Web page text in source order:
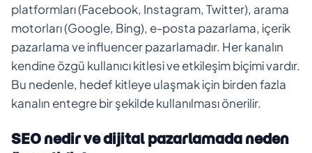
platformları (Facebook, Instagram, Twitter), arama
motorları (Google, Bing), e-posta pazarlama, içerik
pazarlama ve influencer pazarlamadır. Her kanalın
kendine özgü kullanıcı kitlesi ve etkileşim biçimi vardır.
Bu nedenle, hedef kitleye ulaşmak için birden fazla
kanalın entegre bir şekilde kullanılması önerilir.
SEO nedir ve dijital pazarlamada neden